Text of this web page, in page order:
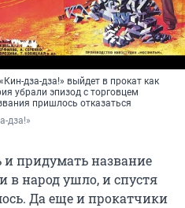
дза-дза!» выйдет в прокат как
убрали эпизод с торговцем
пришлось отказаться
дза!»
и придумать название
в народ ушло, и спустя
Да еще и прокатчики